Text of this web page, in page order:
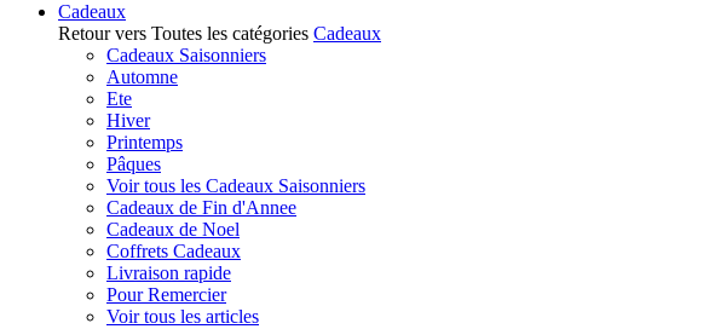
Cadeaux
Retour vers Toutes les catégories Cadeaux
Cadeaux Saisonniers
Automne
Ete
Hiver
Printemps
Pâques
Voir tous les Cadeaux Saisonniers
Cadeaux de Fin d'Annee
Cadeaux de Noel
Coffrets Cadeaux
Livraison rapide
Pour Remercier
Voir tous les articles